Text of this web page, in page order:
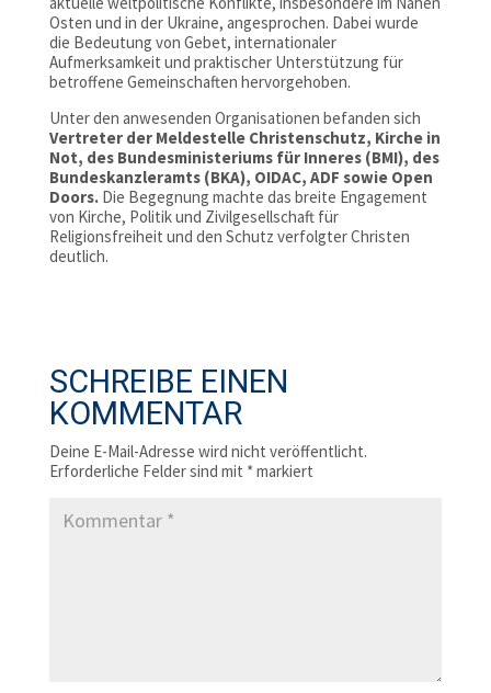
Osten und in der Ukraine, angesprochen. Dabei wurde
die Bedeutung von Gebet, internationaler
Aufmerksamkeit und praktischer Unterstützung für
betroffene Gemeinschaften hervorgehoben.
Unter den anwesenden Organisationen befanden sich
Vertreter der Meldestelle Christenschutz, Kirche in
Not, des Bundesministeriums für Inneres (BMI), des
Bundeskanzleramts (BKA), OIDAC, ADF sowie Open
Doors.Die Begegnung machte das breite Engagement
von Kirche, Politik und Zivilgesellschaft für
Religionsfreiheit und den Schutz verfolgter Christen
deutlich.
SCHREIBE EINEN
KOMMENTAR
Deine E-Mail-Adresse wird nicht veröffentlicht.
Erforderliche Felder sind mit *markiert